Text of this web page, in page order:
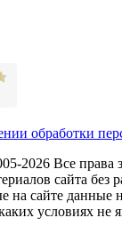
обработки
2026 Все права
сайта без
на сайте
условиях не